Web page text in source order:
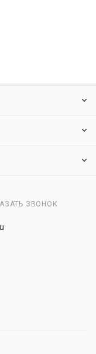
ЗВОНОК